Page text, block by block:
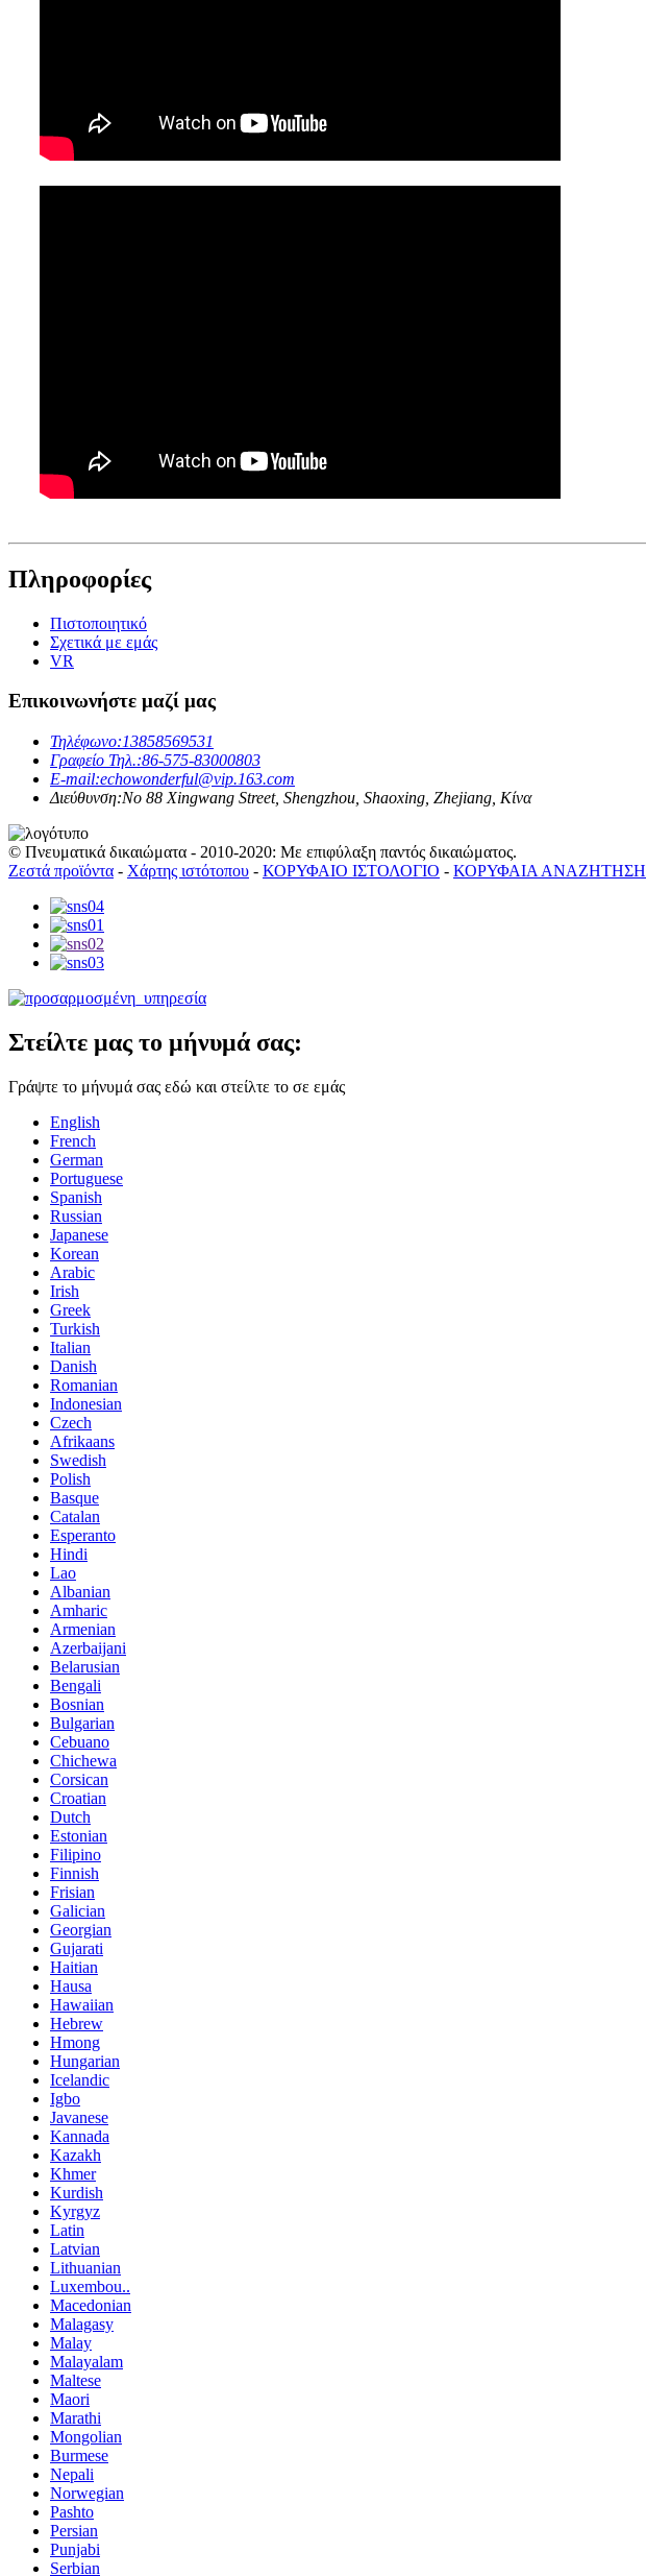
Πληροφορίες
Πιστοποιητικό
Σχετικά με εμάς
VR
Επικοινωνήστε μαζί μας
Τηλέφωνο:13858569531
Γραφείο Τηλ.:86-575-83000803
E-mail:echowonderful@vip.163.com
Διεύθυνση:No 88 Xingwang Street, Shengzhou, Shaoxing, Zhejiang, Κίνα
© Πνευματικά δικαιώματα - 2010-2020: Με επιφύλαξη παντός δικαιώματος.
Ζεστά προϊόντα - Χάρτης ιστότοπου - ΚΟΡΥΦΑΙΟ ΙΣΤΟΛΟΓΙΟ - ΚΟΡΥΦΑΙΑ ΑΝΑΖΗΤΗΣΗ
Στείλτε μας το μήνυμά σας:
Γράψτε το μήνυμά σας εδώ και στείλτε το σε εμάς
English
French
German
Portuguese
Spanish
Russian
Japanese
Korean
Arabic
Irish
Greek
Turkish
Italian
Danish
Romanian
Indonesian
Czech
Afrikaans
Swedish
Polish
Basque
Catalan
Esperanto
Hindi
Lao
Albanian
Amharic
Armenian
Azerbaijani
Belarusian
Bengali
Bosnian
Bulgarian
Cebuano
Chichewa
Corsican
Croatian
Dutch
Estonian
Filipino
Finnish
Frisian
Galician
Georgian
Gujarati
Haitian
Hausa
Hawaiian
Hebrew
Hmong
Hungarian
Icelandic
Igbo
Javanese
Kannada
Kazakh
Khmer
Kurdish
Kyrgyz
Latin
Latvian
Lithuanian
Luxembou..
Macedonian
Malagasy
Malay
Malayalam
Maltese
Maori
Marathi
Mongolian
Burmese
Nepali
Norwegian
Pashto
Persian
Punjabi
Serbian